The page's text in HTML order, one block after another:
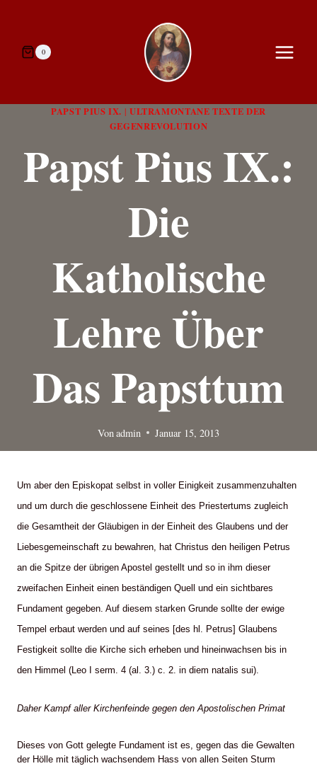
springen0
PAPST PIUS IX. | ULTRAMONTANE TEXTE DER
GEGENREVOLUTION
Papst Pius IX.:
Die
Katholische
Lehre Über
Das Papsttum
Von admin Januar 15, 2013
Um aber den Episkopat selbst in voller Einigkeit zusammenzuhalten
und um durch die geschlossene Einheit des Priestertums zugleich
die Gesamtheit der Gläubigen in der Einheit des Glaubens und der
Liebesgemeinschaft zu bewahren, hat Christus den heiligen Petrus
an die Spitze der übrigen Apostel gestellt und so in ihm dieser
zweifachen Einheit einen beständigen Quell und ein sichtbares
Fundament gegeben. Auf diesem starken Grunde sollte der ewige
Tempel erbaut werden und auf seines [des hl. Petrus] Glaubens
Festigkeit sollte die Kirche sich erheben und hineinwachsen bis in
den Himmel (Leo I serm. 4 (al. 3.) c. 2. in diem natalis sui).
Daher Kampf aller Kirchenfeinde gegen den Apostolischen Primat
Dieses von Gott gelegte Fundament ist es, gegen das die Gewalten
der Hölle mit täglich wachsendem Hass von allen Seiten Sturm